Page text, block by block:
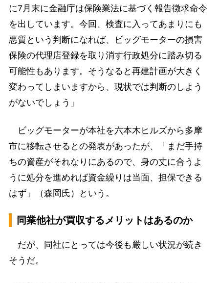
に7月末に金融庁は保険業法に基づく報告徴求命令
を出しています。今回、検査に入ってあまりにも
悪質という判断になれば、ビッグモーターの損害
保険の代理店登録を取り消す行政処分に踏み切る
可能性もあります。そうなると再建計画が大きく
変わってしまいますから、現状では判断のしよう
がないでしょう」
ビッグモーターが本社を六本木ヒルズから多摩
市に移転させるとの発表があったが、「まだ手持
ちの資産がそれなりにあるので、身の丈に合うよ
うに処分を進めれば資金繰りは当面、担保できる
はず」（森岡氏）という。
同業他社が買収するメリットはあるのか
だが、同社にとっては今後も厳しい状況が続き
そうだ。